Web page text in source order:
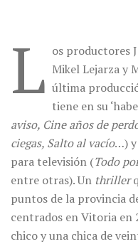
L os productores
Mikel Lejarza y
última
tiene en su
aviso, Cine años de
ciegas, Salto al vacío…) y
para televisión (Todo
entre otras). Un thriller
puntos de la provincia
centrados en Vitoria en
chico y una chica de